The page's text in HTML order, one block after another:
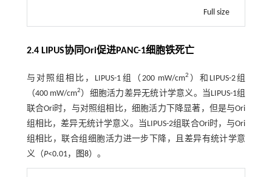
Full size
2.4 LIPUS协同Ori促进PANC-1细胞铁死亡
与对照组相比，LIPUS-1组（200 mW/cm2 ）和LIPUS-2组
（400 mW/cm2）细胞活力差异无统计学意义。当LIPUS-1组
联合Ori时，与对照组相比，细胞活力下降显著，但是与Ori
组相比，差异无统计学意义。当LIPUS-2组联合Ori时，与Ori
组相比，联合组细胞活力进一步下降，且差异有统计学意
义（P<0.01， 图8）。